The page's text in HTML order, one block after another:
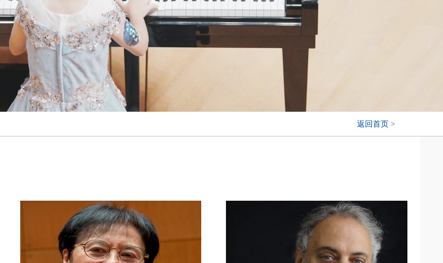
返回首页 >